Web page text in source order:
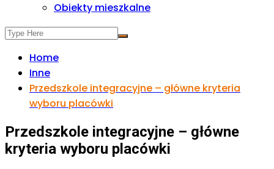
Obiekty mieszkalne
Home
Inne
Przedszkole integracyjne – główne kryteria
wyboru placówki
Przedszkole integracyjne – główne
kryteria wyboru placówki